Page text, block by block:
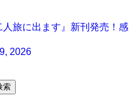
人旅に出ます』新刊発売！感
2026
索